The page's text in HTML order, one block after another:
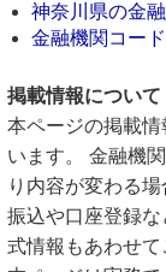
神奈川県の金
金融機関コー
掲載情報について
本ページの掲載
います。 金融機
り内容が変わる場
振込や口座登録
式情報もあわせて